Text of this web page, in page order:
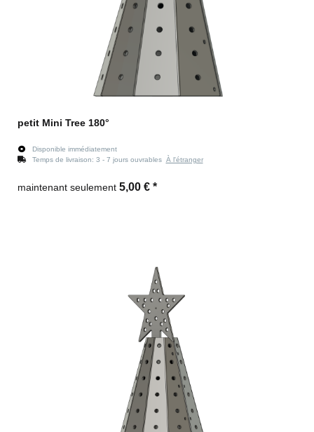
petit Mini Tree 180°
Disponible immédiatement
Temps de livraison: 3 - 7 jours ouvrables À l'étranger
maintenant seulement 5,00 € *